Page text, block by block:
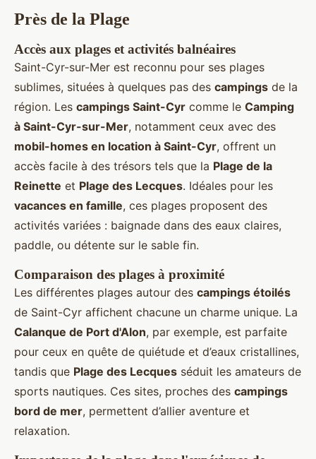
Près de la Plage
Accès aux plages et activités balnéaires
Saint-Cyr-sur-Mer est reconnu pour ses plages
sublimes, situées à quelques pas des campings de la
région. Les campings Saint-Cyr comme le Camping
à Saint-Cyr-sur-Mer, notamment ceux avec des
mobil-homes en location à Saint-Cyr, offrent un
accès facile à des trésors tels que la Plage de la
Reinette et Plage des Lecques. Idéales pour les
vacances en famille, ces plages proposent des
activités variées : baignade dans des eaux claires,
paddle, ou détente sur le sable fin.
Comparaison des plages à proximité
Les différentes plages autour des campings étoilés
de Saint-Cyr affichent chacune un charme unique. La
Calanque de Port d'Alon, par exemple, est parfaite
pour ceux en quête de quiétude et d’eaux cristallines,
tandis que Plage des Lecques séduit les amateurs de
sports nautiques. Ces sites, proches des campings
bord de mer, permettent d’allier aventure et
relaxation.